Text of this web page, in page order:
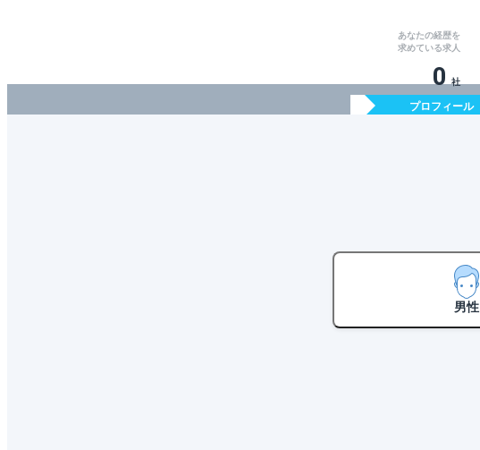
あなたの経歴を
求めている求人
0 社
プロフィール
男性